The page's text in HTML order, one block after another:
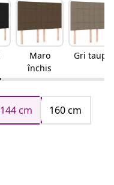
Maro
închis
Gri taupe
144 cm
160 cm